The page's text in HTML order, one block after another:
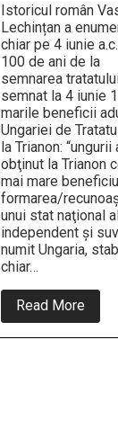
Istoricul român
Lechințan a
chiar pe 4 iunie
100 de ani de la
semnarea
semnat la 4 iunie
marile beneficii
Ungariei de
la Trianon: “ungurii
obţinut la Trianon
mai mare
formarea/
unui stat naţional
independent şi
numit Ungaria,
chiar…
Read More